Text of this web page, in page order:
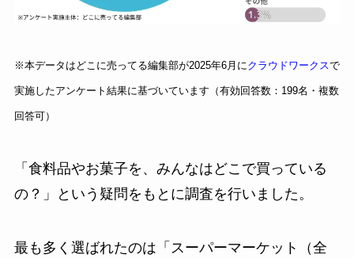
※本データはどこに売ってる編集部が2025年6月にクラウドワークスで
実施したアンケート結果に基づいています（有効回答数：199名・複数
回答可）
「食料品やお菓子を、みんなはどこで買っている
の？」という疑問をもとに調査を行いました。
最も多く選ばれたのは「スーパーマーケット（全